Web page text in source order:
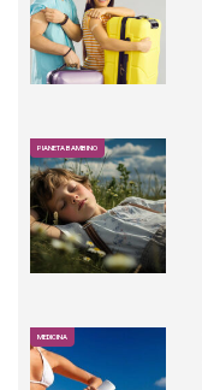
PIANETA BAMBINO
MEDICINA